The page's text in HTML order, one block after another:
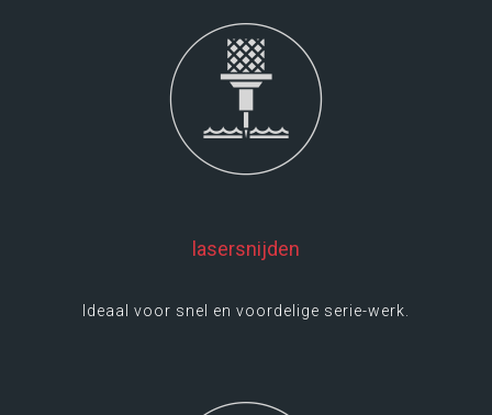
LEES MEER
lasersnijden
Ideaal voor snel en voordelige serie-werk.